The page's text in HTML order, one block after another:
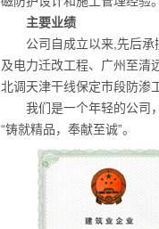
主要业绩
公司自成立以来,先后
及电力迁改工程、广州至清
北调天津干线保定市段防渗
我们是一个年轻的公司
“铸就精品，奉献至诚”。